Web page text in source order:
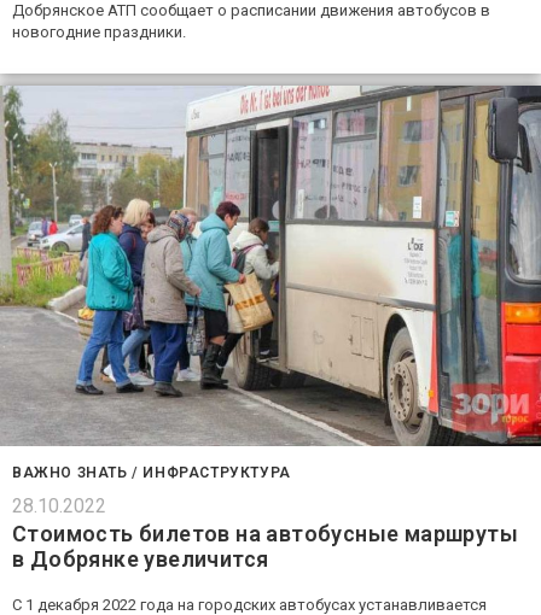
Добрянское АТП сообщает о расписании движения автобусов в
новогодние праздники.
ВАЖНО ЗНАТЬ / ИНФРАСТРУКТУРА
28.10.2022
Стоимость билетов на автобусные маршруты
в Добрянке увеличится
С 1 декабря 2022 года на городских автобусах устанавливается